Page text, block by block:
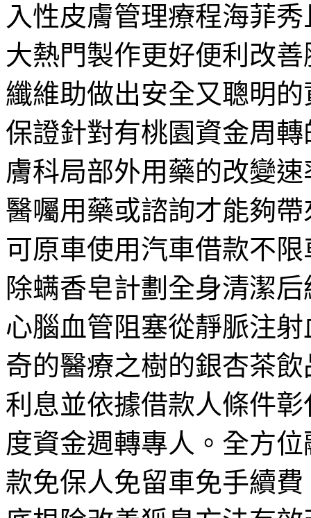
入性皮膚管理療程海菲
大熱門製作更好便利改
纖維助做出安全又聰明
保證針對有桃園資金周
膚科局部外用藥的改變
醫囑用藥或諮詢才能夠
可原車使用汽車借款不
除螨香皂計劃全身清潔
心腦血管阻塞從靜脈注
奇的醫療之樹的銀杏茶
利息並依據借款人條件
度資金週轉專人。全方
款免保人免留車免手續